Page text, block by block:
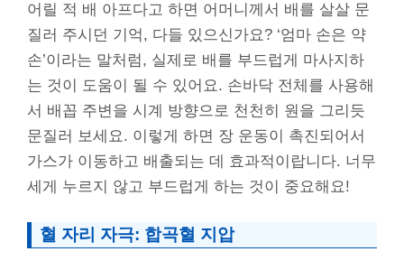
어릴 적 배 아프다고 하면 어머니께서 배를 살살 문
질러 주시던 기억, 다들 있으신가요? ‘엄마 손은 약
손’이라는 말처럼, 실제로 배를 부드럽게 마사지하
는 것이 도움이 될 수 있어요. 손바닥 전체를 사용해
서 배꼽 주변을 시계 방향으로 천천히 원을 그리듯
문질러 보세요. 이렇게 하면 장 운동이 촉진되어서
가스가 이동하고 배출되는 데 효과적이랍니다. 너무
세게 누르지 않고 부드럽게 하는 것이 중요해요!
혈 자리 자극: 합곡혈 지압